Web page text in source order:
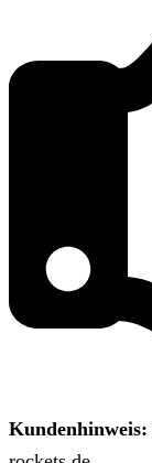
Kundenhinweis: